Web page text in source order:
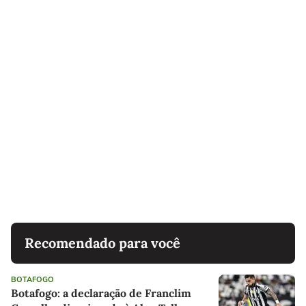
Recomendado para você
BOTAFOGO
Botafogo: a declaração de Franclim